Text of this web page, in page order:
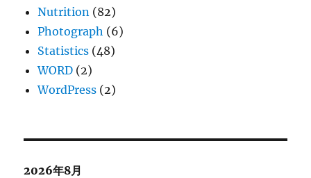
Nutrition (82)
Photograph (6)
Statistics (48)
WORD (2)
WordPress (2)
2026年8月